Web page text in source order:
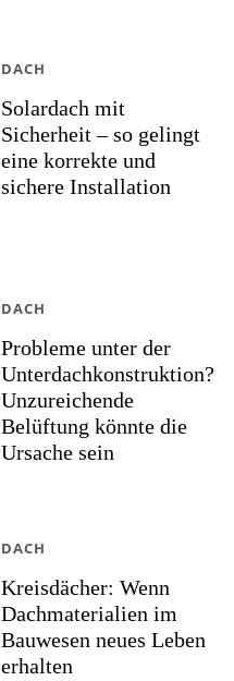
Solardach mit
Sicherheit – so gelingt
eine korrekte und
sichere Installation
DACH
Probleme unter der
Unterdachkonstruktion?
Unzureichende
Belüftung könnte die
Ursache sein
DACH
Kreisdächer: Wenn
Dachmaterialien im
Bauwesen neues Leben
erhalten
DACH